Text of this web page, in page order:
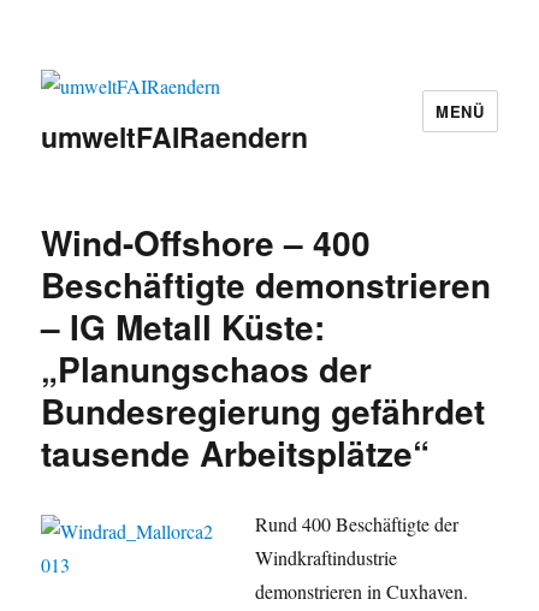
umweltFAIRaendern
MENÜ
Wind-Offshore – 400
Beschäftigte demonstrieren
– IG Metall Küste:
„Planungschaos der
Bundesregierung gefährdet
tausende Arbeitsplätze“
Rund 400 Beschäftigte der
Windkraftindustrie
demonstrieren in Cuxhaven.